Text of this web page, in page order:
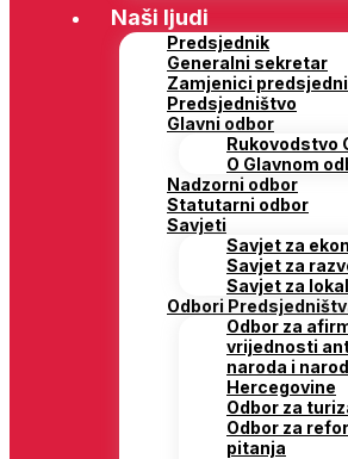
Naši ljudi
Predsjednik
Generalni sekretar
Zamjenici
Predsjedništvo
Glavni odbor
Rukovodstvo
O Glavnom
Nadzorni odbor
Statutarni odbor
Savjeti
Savjet za
Savjet za
Savjet za
Odbori
Odbor za
vrijednosti
naroda i
Hercegovine
Odbor za
Odbor za
pitanja